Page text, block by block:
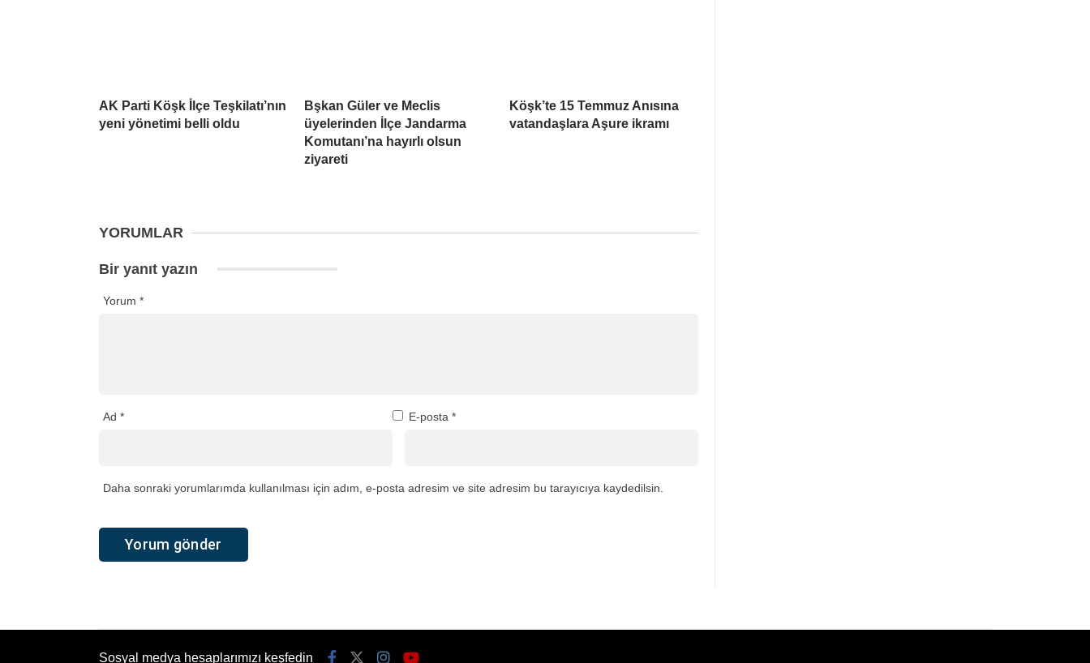
AK Parti Köşk İlçe Teşkilatı’nın
yeni yönetimi belli oldu
Bşkan Güler ve Meclis
üyelerinden İlçe Jandarma
Komutanı’na hayırlı olsun
ziyareti
Köşk’te 15 Temmuz Anısına
vatandaşlara Aşure ikramı
YORUMLAR
Bir yanıt yazın
Yorum *
Ad * E-posta *
Daha sonraki yorumlarımda kullanılması için adım, e-posta adresim ve site adresim bu tarayıcıya kaydedilsin.
Sosyal medya hesaplarımızı keşfedin